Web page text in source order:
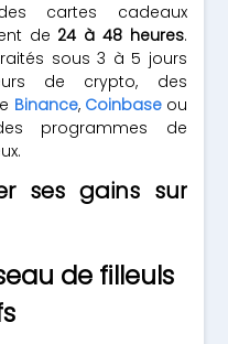
cartes cadeaux
de 24 à 48 heures.
sous 3 à 5 jours
de crypto, des
Binance, Coinbaseou
programmes de
ses gains sur
de filleuls